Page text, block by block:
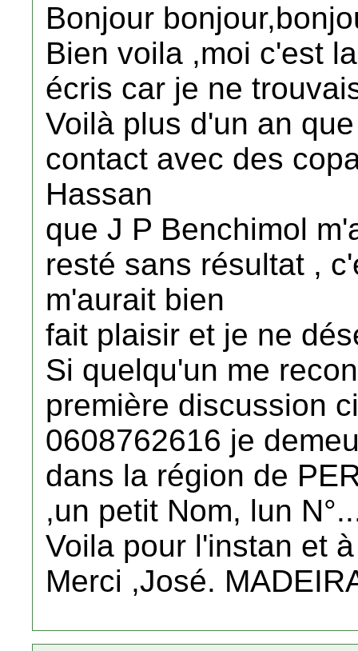
Bonjour
Bien voila ,moi c'est
écris car je ne
Voilà plus d'un an
contact avec des
Hassan
que J P Benchimol
resté sans résultat ,
m'aurait bien
fait plaisir et je ne
Si quelqu'un me
première discussion
0608762616 je
dans la région de
,un petit Nom, lun
Voila pour l'instan et
Merci ,José.